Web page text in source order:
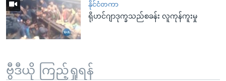
နိုင်ငံတကာ
ရိုဟင်ဂျာဒုက္ခသည်စခန်း လူကုန်ကူးမှု
ဗွီဒီယို ကြည့်ရှုရန်